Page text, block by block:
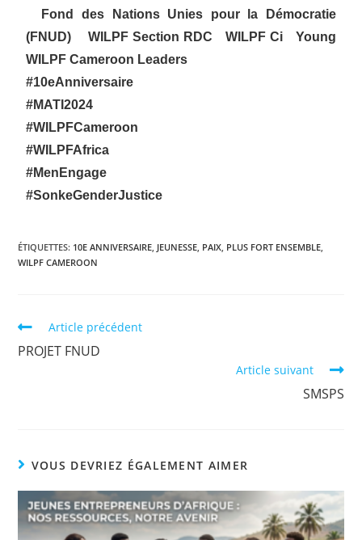
Fond des Nations Unies pour la Démocratie
(FNUD)
WILPF Section RDC WILPF Ci
Young
WILPF Cameroon Leaders
#10eAnniversaire
#MATI2024
#WILPFCameroon
#WILPFAfrica
#MenEngage
#SonkeGenderJustice
ÉTIQUETTES: 10E ANNIVERSAIRE, JEUNESSE, PAIX, PLUS FORT ENSEMBLE,
WILPF CAMEROON
Article précédent
PROJET FNUD
Article suivant
SMSPS
VOUS DEVRIEZ ÉGALEMENT AIMER